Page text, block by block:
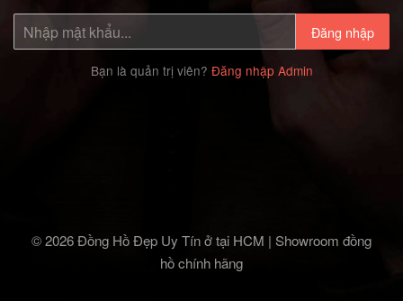
Đăng nhập
Bạn là quản trị viên? Đăng nhập Admin
© 2026 Đồng Hồ Đẹp Uy Tín ở tại HCM | Showroom đồng
hồ chính hãng‎